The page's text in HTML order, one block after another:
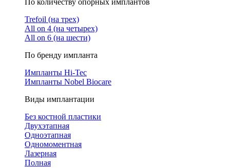
По количеству опорных имплантов
Trefoil (на трех)
All on 4 (на четырех)
All on 6 (на шести)
По бренду импланта
Импланты Hi-Tec
Импланты Nobel Biocare
Виды имплантации
Без костной пластики
Двухэтапная
Одноэтапная
Одномоментная
Лазерная
Полная